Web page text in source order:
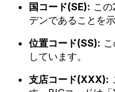
国コード(SE): こ
デンであることを
位置コード(SS):
しています。
支店コード(XXX):